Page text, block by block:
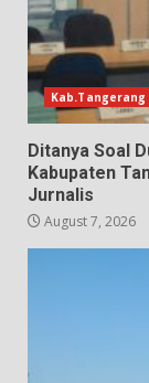
Kab.Tangerang
Ditanya Soal
Kabupaten
Jurnalis
August 7, 2026